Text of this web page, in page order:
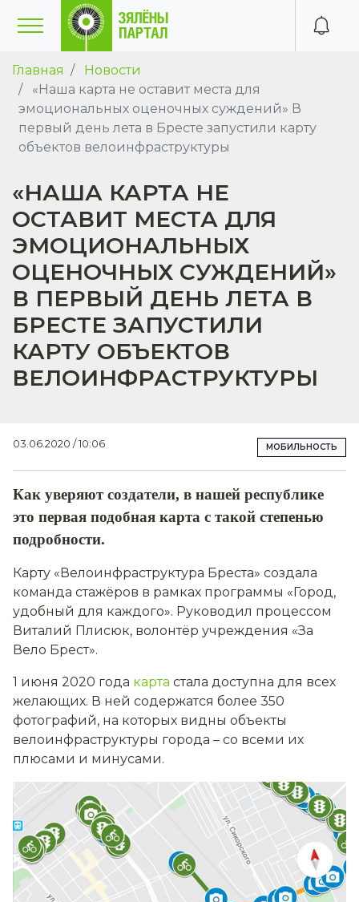
Главная
Новости
«Наша карта не оставит места для
эмоциональных оценочных суждений» В
первый день лета в Бресте запустили карту
объектов велоинфраструктуры
«НАША КАРТА НЕ
ОСТАВИТ МЕСТА ДЛЯ
ЭМОЦИОНАЛЬНЫХ
ОЦЕНОЧНЫХ СУЖДЕНИЙ»
В ПЕРВЫЙ ДЕНЬ ЛЕТА В
БРЕСТЕ ЗАПУСТИЛИ
КАРТУ ОБЪЕКТОВ
ВЕЛОИНФРАСТРУКТУРЫ
03.06.2020 / 10:06 МОБИЛЬНОСТЬ
Как уверяют создатели, в нашей республике
это первая подобная карта с такой степенью
подробности.
Карту «Велоинфраструктура Бреста» создала
команда стажёров в рамках программы «Город,
удобный для каждого». Руководил процессом
Виталий Плисюк, волонтёр учреждения «За
Вело Брест».
1 июня 2020 года карта стала доступна для всех
желающих. В ней содержатся более 350
фотографий, на которых видны объекты
велоинфраструктуры города – со всеми их
плюсами и минусами.